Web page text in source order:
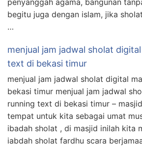
begitu juga dengan islam, jika
…
menjual jam jadwal sholat
text di bekasi timur
menjual jam jadwal sholat digital
bekasi timur menjual jam jadwal
running text di bekasi timur –
tempat untuk kita sebagai umat
ibadah sholat , di masjid inilah kita
iabdah sholat fardhu scara